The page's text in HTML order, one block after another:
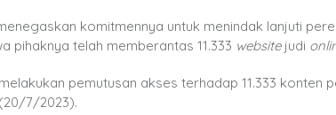
komitmennya untuk menindak lanjuti
pihaknya telah memberantas 11.333 website judi
pemutusan akses terhadap 11.333 konten
7/2023).